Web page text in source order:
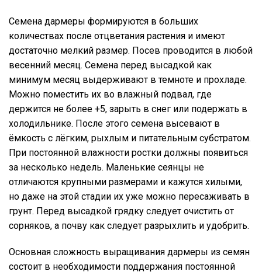
Семена дармеры формируются в больших
количествах после отцветания растения и имеют
достаточно мелкий размер. Посев проводится в любой
весенний месяц. Семена перед высадкой как
минимум месяц выдерживают в темноте и прохладе.
Можно поместить их во влажный подвал, где
держится не более +5, зарыть в снег или подержать в
холодильнике. После этого семена высевают в
ёмкость с лёгким, рыхлым и питательным субстратом.
При постоянной влажности ростки должны появиться
за несколько недель. Маленькие сеянцы не
отличаются крупными размерами и кажутся хилыми,
но даже на этой стадии их уже можно пересаживать в
грунт. Перед высадкой грядку следует очистить от
сорняков, а почву как следует разрыхлить и удобрить.
Основная сложность выращивания дармеры из семян
состоит в необходимости поддержания постоянной